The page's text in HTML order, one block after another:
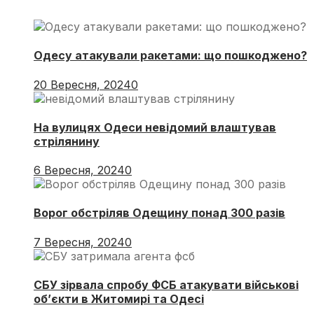
Одесу атакували ракетами: що пошкоджено?
20 Вересня, 20240
На вулицях Одеси невідомий влаштував
стрілянину
6 Вересня, 20240
Ворог обстріляв Одещину понад 300 разів
7 Вересня, 20240
СБУ зірвала спробу ФСБ атакувати військові
об’єкти в Житомирі та Одесі